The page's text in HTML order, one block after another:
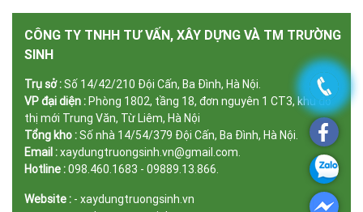
CÔNG TY TNHH TƯ VẤN, XÂY DỰNG VÀ TM TRƯỜNG
SINH
Trụ sở :Số 14/42/210 Đội Cấn, Ba Đình, Hà Nội.
VP đại diện :Phòng 1802, tầng 18, đơn nguyên 1 CT3, khu đô
thị mới Trung Văn, Từ Liêm, Hà Nội
Tổng kho :Số nhà 14/54/379 Đội Cấn, Ba Đình, Hà Nội.
Email :xaydungtruongsinh.vn@gmail.com.
Hotline :098.460.1683 - 09889.13.866.
Website : - xaydungtruongsinh.vn